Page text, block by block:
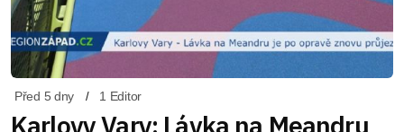
Před 5 dny 1 Editor